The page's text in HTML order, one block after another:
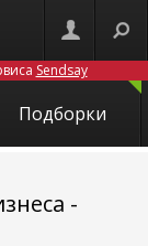
Sendsay
Подборки
-